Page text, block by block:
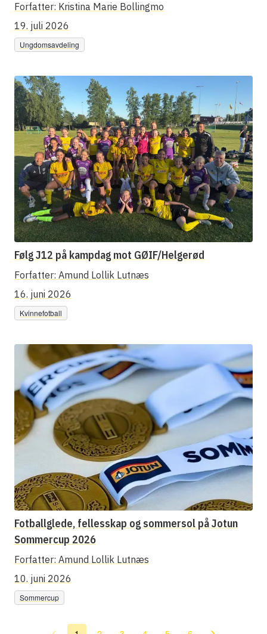
Forfatter: Kristina Marie Bollingmo
19. juli 2026
Ungdomsavdeling
Følg J12 på kampdag mot GØIF/Helgerød
Forfatter: Amund Lollik Lutnæs
16. juni 2026
Kvinnefotball
Fotballglede, fellesskap og sommersol på Jotun
Sommercup 2026
Forfatter: Amund Lollik Lutnæs
10. juni 2026
Sommercup